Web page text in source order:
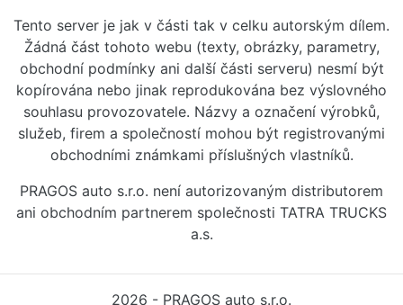
Tento server je jak v části tak v celku autorským dílem.
Žádná část tohoto webu (texty, obrázky, parametry,
obchodní podmínky ani další části serveru) nesmí být
kopírována nebo jinak reprodukována bez výslovného
souhlasu provozovatele. Názvy a označení výrobků,
služeb, firem a společností mohou být registrovanými
obchodními známkami příslušných vlastníků.
PRAGOS auto s.r.o. není autorizovaným distributorem
ani obchodním partnerem společnosti TATRA TRUCKS
a.s.
2026 - PRAGOS auto s.r.o.